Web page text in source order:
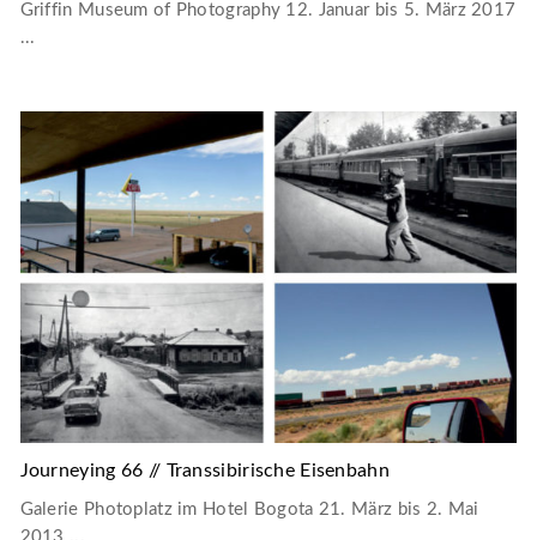
Griffin Museum of Photography 12. Januar bis 5. März 2017
...
Journeying 66 // Transsibirische Eisenbahn
Galerie Photoplatz im Hotel Bogota 21. März bis 2. Mai